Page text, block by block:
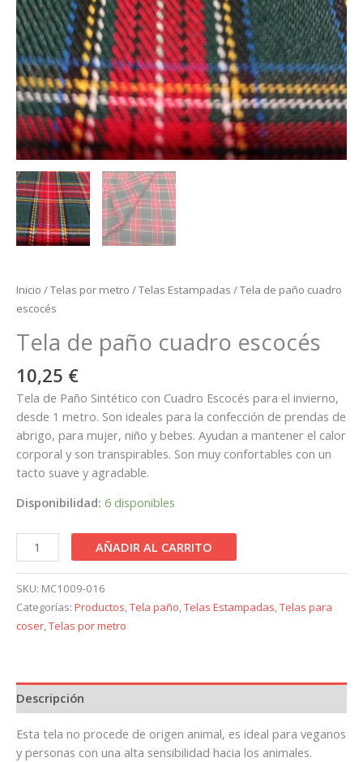
Inicio /Telas por metro /Telas Estampadas / Tela de paño cuadro
escocés
Tela de paño cuadro escocés
10,25 €
Tela de Paño Sintético con Cuadro Escocés para el invierno,
desde 1 metro. Son ideales para la confección de prendas de
abrigo, para mujer, niño y bebes. Ayudan a mantener el calor
corporal y son transpirables. Son muy confortables con un
tacto suave y agradable.
Disponibilidad: 6 disponibles
AÑADIR AL CARRITO
SKU: MC1009-016
Categorías: Productos,Tela paño,Telas Estampadas,Telas para
coser,Telas por metro
Descripción
Esta tela no procede de origen animal, es ideal para veganos
y personas con una alta sensibilidad hacia los animales.